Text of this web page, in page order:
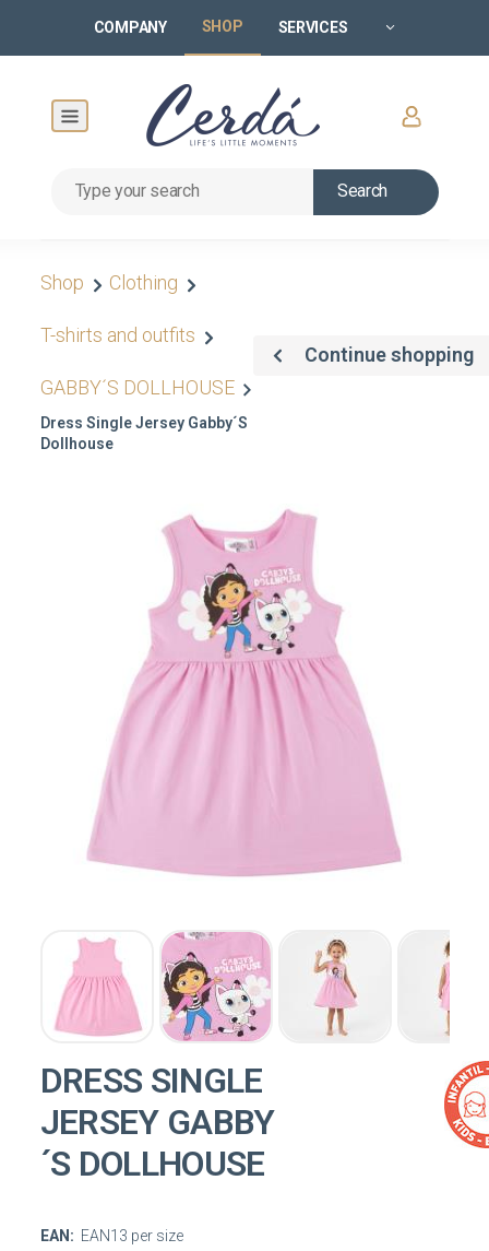
COMPANY SHOP SERVICES
Search
Shop Clothing
T-shirts and outfits
GABBY´S DOLLHOUSE
Dress Single Jersey Gabby´s
Dollhouse
Continue shopping
DRESS SINGLE
JERSEY GABBY
´S DOLLHOUSE
EAN: EAN13 per size